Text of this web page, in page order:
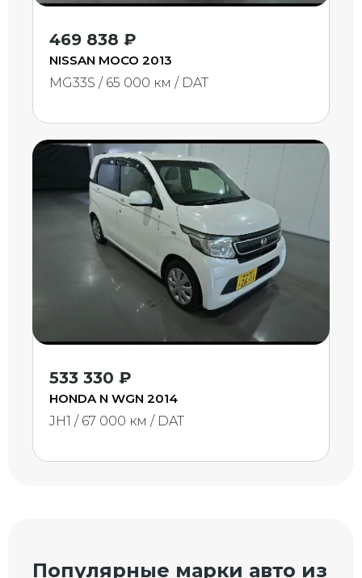
469 838 ₽
NISSAN MOCO 2013
MG33S / 65 000 км / DAT
533 330 ₽
HONDA N WGN 2014
JH1 / 67 000 км / DAT
Популярные марки авто из